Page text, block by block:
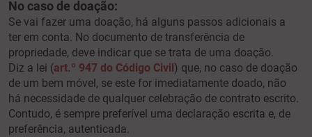
No caso de doação:
Se vai fazer uma doação, há alguns passos adicionais a
ter em conta. No documento de transferência de
propriedade, deve indicar que se trata de uma doação.
Diz a lei (art.º 947 do Código Civil ) que, no caso de doação
de um bem móvel, se este for imediatamente doado, não
há necessidade de qualquer celebração de contrato escrito.
Contudo, é sempre preferível uma declaração escrita e, de
preferência, autenticada.